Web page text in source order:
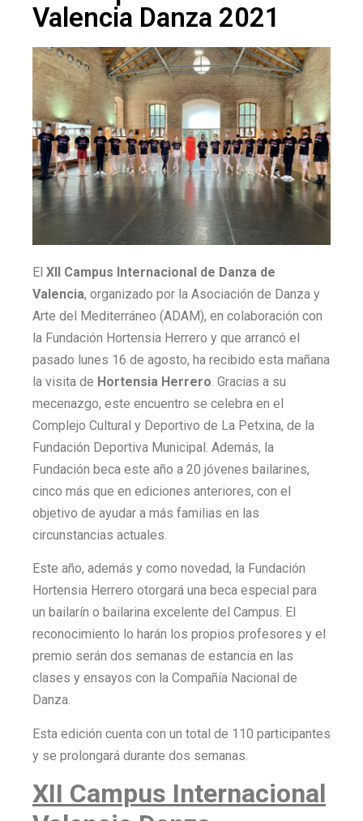
Valencia Danza 2021
El XII Campus Internacional de Danza de
Valencia, organizado por la Asociación de Danza y
Arte del Mediterráneo (ADAM), en colaboración con
la Fundación Hortensia Herrero y que arrancó el
pasado lunes 16 de agosto, ha recibido esta mañana
la visita de Hortensia Herrero. Gracias a su
mecenazgo, este encuentro se celebra en el
Complejo Cultural y Deportivo de La Petxina, de la
Fundación Deportiva Municipal. Además, la
Fundación beca este año a 20 jóvenes bailarines,
cinco más que en ediciones anteriores, con el
objetivo de ayudar a más familias en las
circunstancias actuales.
Este año, además y como novedad, la Fundación
Hortensia Herrero otorgará una beca especial para
un bailarín o bailarina excelente del Campus. El
reconocimiento lo harán los propios profesores y el
premio serán dos semanas de estancia en las
clases y ensayos con la Compañía Nacional de
Danza.
Esta edición cuenta con un total de 110 participantes
y se prolongará durante dos semanas.
XII Campus Internacional